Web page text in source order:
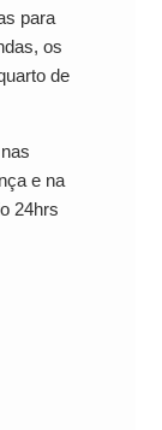
para
os
de
e na
24hrs